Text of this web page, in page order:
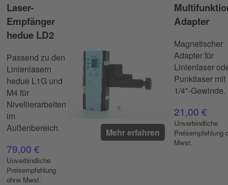
Laser-
Empfänger
hedue LD2
Passend zu den
Linienlasern
hedue L1G und
M4 für
Nivellierarbeiten
im
Außenbereich.
79,00 €
Unverbindliche
Preisempfehlung
ohne Mwst.
Mehr erfahren
Adapter
Magnetischer
Adapter für
Linienlaser
Punktlaser mit
1/4"-Gewinde.
21,00 €
Unverbindliche
Preisempfehlung
Mwst.